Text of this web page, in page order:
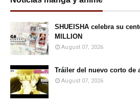
SHUEISHA celebra su
MILLION
August 07, 2026
Tráiler del nuevo corto de
August 07, 2026